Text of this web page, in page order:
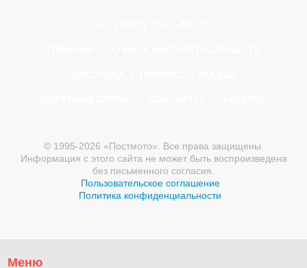
© 1995-2026 «Постмото». Все права защищены.
Информация с этого сайта не может быть воспроизведена
без письменного согласия.
Пользовательское соглашение
Политика конфиденциальности
Меню